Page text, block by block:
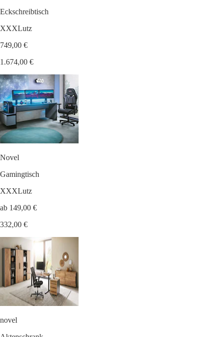
Eckschreibtisch
XXXLutz
749,00 €
1.674,00 €
Novel
Gamingtisch
XXXLutz
ab 149,00 €
332,00 €
novel